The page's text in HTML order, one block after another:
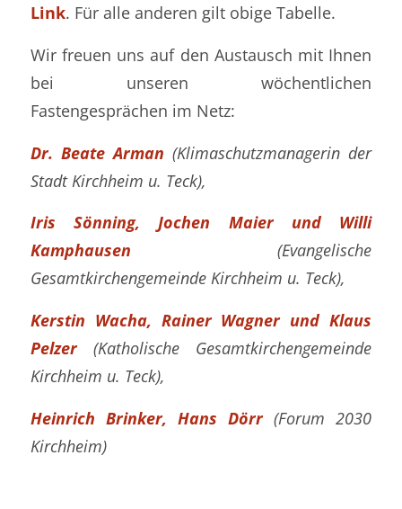
Link. Für alle anderen gilt obige Tabelle.
Wir freuen uns auf den Austausch mit Ihnen
bei unseren wöchentlichen
Fastengesprächen im Netz:
Dr. Beate Arman (Klimaschutzmanagerin der
Stadt Kirchheim u. Teck),
Iris Sönning, Jochen Maier und Willi
Kamphausen(Evangelische
Gesamtkirchengemeinde Kirchheim u. Teck),
Kerstin Wacha, Rainer Wagner und Klaus
Pelzer(Katholische Gesamtkirchengemeinde
Kirchheim u. Teck),
Heinrich Brinker, Hans Dörr(Forum 2030
Kirchheim)